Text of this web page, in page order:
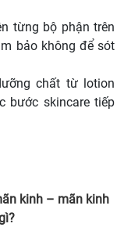
từng bộ phận trên
bảo không để sót
chất từ lotion
bước skincare tiếp
kinh – mãn kinh